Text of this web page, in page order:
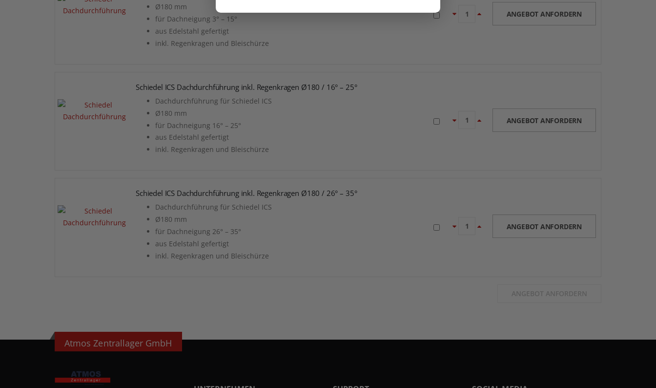
Ø180 mm
für Dachneigung 3° – 15°
aus Edelstahl gefertigt
inkl. Regenkragen und Bleischürze
ANGEBOT ANFORDERN
Schiedel ICS Dachdurchführung inkl. Regenkragen Ø180 / 16° – 25°
Dachdurchführung für Schiedel ICS
Ø180 mm
für Dachneigung 16° – 25°
aus Edelstahl gefertigt
inkl. Regenkragen und Bleischürze
ANGEBOT ANFORDERN
Schiedel ICS Dachdurchführung inkl. Regenkragen Ø180 / 26° – 35°
Dachdurchführung für Schiedel ICS
Ø180 mm
für Dachneigung 26° – 35°
aus Edelstahl gefertigt
inkl. Regenkragen und Bleischürze
ANGEBOT ANFORDERN
ANGEBOT ANFORDERN
Atmos Zentrallager GmbH